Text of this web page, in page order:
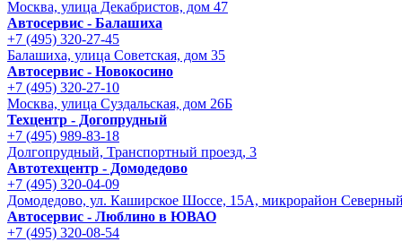
Москва, улица Декабристов, дом 47
Автосервис - Балашиха
+7 (495) 320-27-45
Балашиха, улица Советская, дом 35
Автосервис - Новокосино
+7 (495) 320-27-10
Москва, улица Суздальская, дом 26Б
Техцентр - Догопрудный
+7 (495) 989-83-18
Долгопрудный, Транспортный проезд, 3
Автотехцентр - Домодедово
+7 (495) 320-04-09
Домодедово, ул. Каширское Шоссе, 15А, микрорайон
Автосервис - Люблино в ЮВАО
+7 (495) 320-08-54